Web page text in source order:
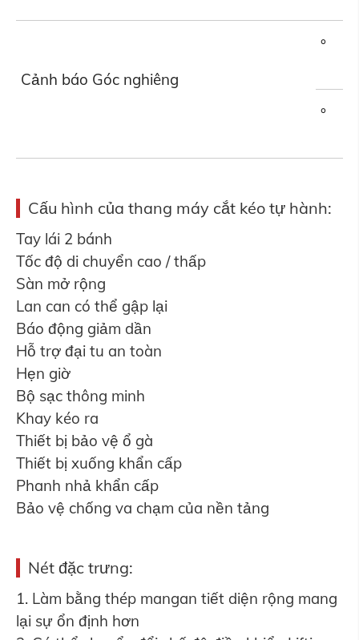
Cảnh báo Góc nghiêng
°
°
Cấu hình của thang máy cắt kéo tự hành:
Tay lái 2 bánh
Tốc độ di chuyển cao / thấp
Sàn mở rộng
Lan can có thể gập lại
Báo động giảm dần
Hỗ trợ đại tu an toàn
Hẹn giờ
Bộ sạc thông minh
Khay kéo ra
Thiết bị bảo vệ ổ gà
Thiết bị xuống khẩn cấp
Phanh nhả khẩn cấp
Bảo vệ chống va chạm của nền tảng
Nét đặc trưng:
1. Làm bằng thép mangan tiết diện rộng mang
lại sự ổn định hơn